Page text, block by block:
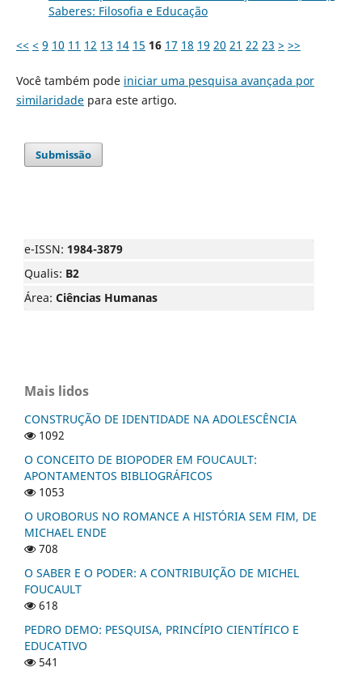
Saberes: Filosofia e Educação
<< < 9 10 11 12 13 14 15 16 17 18 19 20 21 22 23 > >>
Você também pode iniciar uma pesquisa avançada por
similaridadepara este artigo.
Submissão
e-ISSN: 1984-3879
Qualis: B2
Área: Ciências Humanas
Mais lidos
CONSTRUÇÃO DE IDENTIDADE NA ADOLESCÊNCIA
1092
O CONCEITO DE BIOPODER EM FOUCAULT:
APONTAMENTOS BIBLIOGRÁFICOS
1053
O UROBORUS NO ROMANCE A HISTÓRIA SEM FIM, DE
MICHAEL ENDE
708
O SABER E O PODER: A CONTRIBUIÇÃO DE MICHEL
FOUCAULT
618
PEDRO DEMO: PESQUISA, PRINCÍPIO CIENTÍFICO E
EDUCATIVO
541